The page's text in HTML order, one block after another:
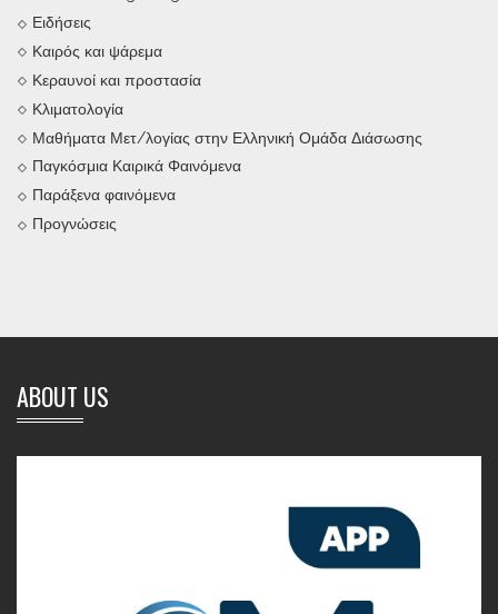
Ειδήσεις
Καιρός και ψάρεμα
Κεραυνοί και προστασία
Κλιματολογία
Μαθήματα Μετ/λογίας στην Ελληνική Ομάδα Διάσωσης
Παγκόσμια Καιρικά Φαινόμενα
Παράξενα φαινόμενα
Προγνώσεις
ABOUT US